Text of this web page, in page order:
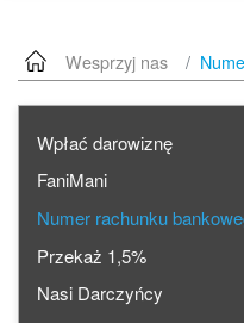
Wesprzyj nas
Wpłać darowiznę
FaniMani
Numer rachunku
Przekaż 1,5%
Nasi Darczyńcy